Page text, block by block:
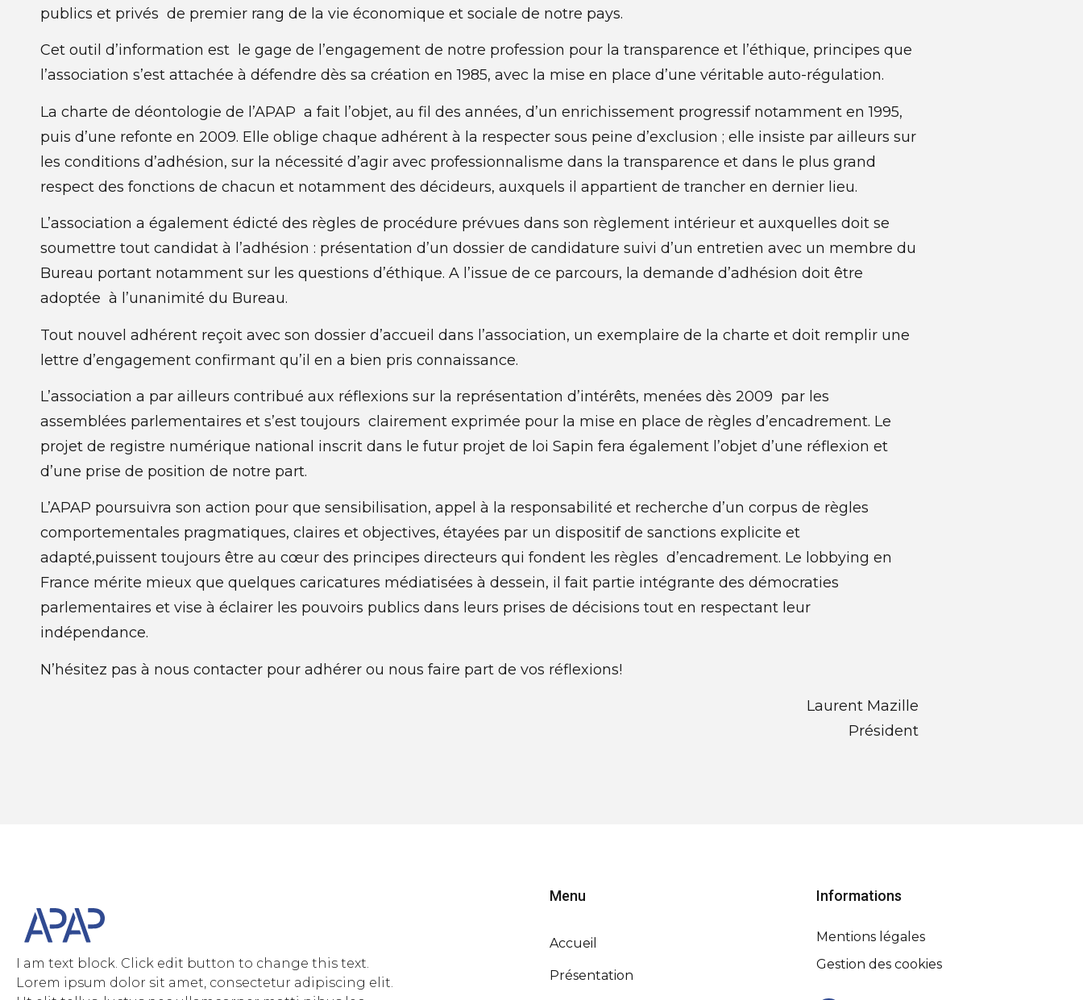
publics et privés de premier rang de la vie économique et sociale de notre pays.
Cet outil d’information est le gage de l’engagement de notre profession pour la transparence et l’éthique, principes que
l’association s’est attachée à défendre dès sa création en 1985, avec la mise en place d’une véritable auto-régulation.
La charte de déontologie de l’APAP a fait l’objet, au fil des années, d’un enrichissement progressif notamment en 1995,
puis d’une refonte en 2009. Elle oblige chaque adhérent à la respecter sous peine d’exclusion ; elle insiste par ailleurs sur
les conditions d’adhésion, sur la nécessité d’agir avec professionnalisme dans la transparence et dans le plus grand
respect des fonctions de chacun et notamment des décideurs, auxquels il appartient de trancher en dernier lieu.
L’association a également édicté des règles de procédure prévues dans son règlement intérieur et auxquelles doit se
soumettre tout candidat à l’adhésion : présentation d’un dossier de candidature suivi d’un entretien avec un membre du
Bureau portant notamment sur les questions d’éthique. A l’issue de ce parcours, la demande d’adhésion doit être
adoptée à l’unanimité du Bureau.
Tout nouvel adhérent reçoit avec son dossier d’accueil dans l’association, un exemplaire de la charte et doit remplir une
lettre d’engagement confirmant qu’il en a bien pris connaissance.
L’association a par ailleurs contribué aux réflexions sur la représentation d’intérêts, menées dès 2009 par les
assemblées parlementaires et s’est toujours clairement exprimée pour la mise en place de règles d’encadrement. Le
projet de registre numérique national inscrit dans le futur projet de loi Sapin fera également l’objet d’une réflexion et
d’une prise de position de notre part.
L’APAP poursuivra son action pour que sensibilisation, appel à la responsabilité et recherche d’un corpus de règles
comportementales pragmatiques, claires et objectives, étayées par un dispositif de sanctions explicite et
adapté,puissent toujours être au cœur des principes directeurs qui fondent les règles d’encadrement. Le lobbying en
France mérite mieux que quelques caricatures médiatisées à dessein, il fait partie intégrante des démocraties
parlementaires et vise à éclairer les pouvoirs publics dans leurs prises de décisions tout en respectant leur
indépendance.
N’hésitez pas à nous contacter pour adhérer ou nous faire part de vos réflexions!
Laurent Mazille
Président
I am text block. Click edit button to change this text.
Lorem ipsum dolor sit amet, consectetur adipiscing elit.
Menu
Accueil
Présentation
Informations
Mentions légales
Gestion des cookies